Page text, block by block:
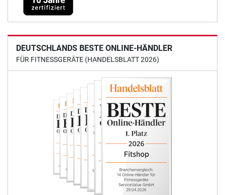
DEUTSCHLANDS BESTE ONLINE-HÄNDLER
FÜR FITNESSGERÄTE (HANDELSBLATT 2026)